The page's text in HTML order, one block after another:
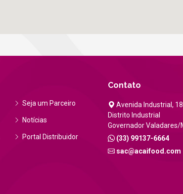
Seja um Parceiro
Notícias
Portal Distribuidor
Contato
Avenida Industrial,
Distrito Industrial
Governador Valadares/
(33) 99137-6664
sac@acaifood.com